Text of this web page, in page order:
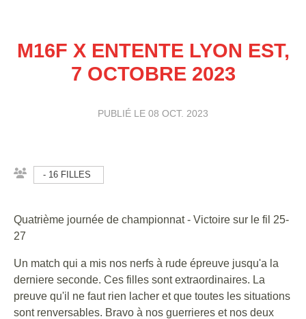
M16F X ENTENTE LYON EST,
7 OCTOBRE 2023
PUBLIÉ LE 08 OCT. 2023
- 16 FILLES
Quatrième journée de championnat - Victoire sur le fil 25-
27
Un match qui a mis nos nerfs à rude épreuve jusqu'a la
derniere seconde. Ces filles sont extraordinaires. La
preuve qu'il ne faut rien lacher et que toutes les situations
sont renversables. Bravo à nos guerrieres et nos deux